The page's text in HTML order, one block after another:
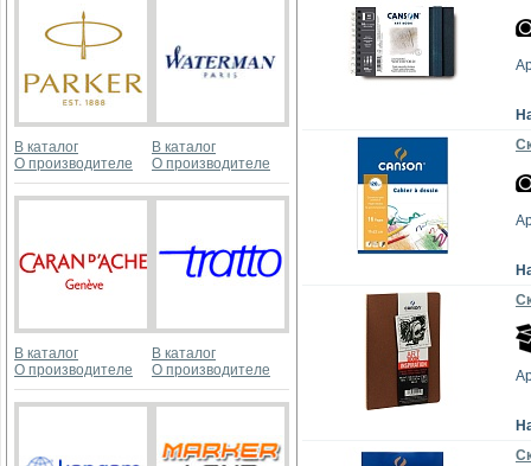
В каталог
О производителе
В каталог
О производителе
В каталог
О производителе
В каталог
О производителе